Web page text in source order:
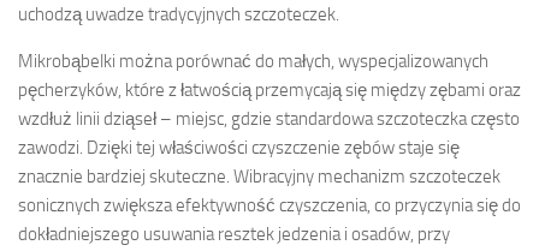
uchodzą uwadze tradycyjnych szczoteczek.
Mikrobąbelki można porównać do małych, wyspecjalizowanych
pęcherzyków, które z łatwością przemycają się między zębami oraz
wzdłuż linii dziąseł – miejsc, gdzie standardowa szczoteczka często
zawodzi. Dzięki tej właściwości czyszczenie zębów staje się
znacznie bardziej skuteczne. Wibracyjny mechanizm szczoteczek
sonicznych zwiększa efektywność czyszczenia, co przyczynia się do
dokładniejszego usuwania resztek jedzenia i osadów, przy